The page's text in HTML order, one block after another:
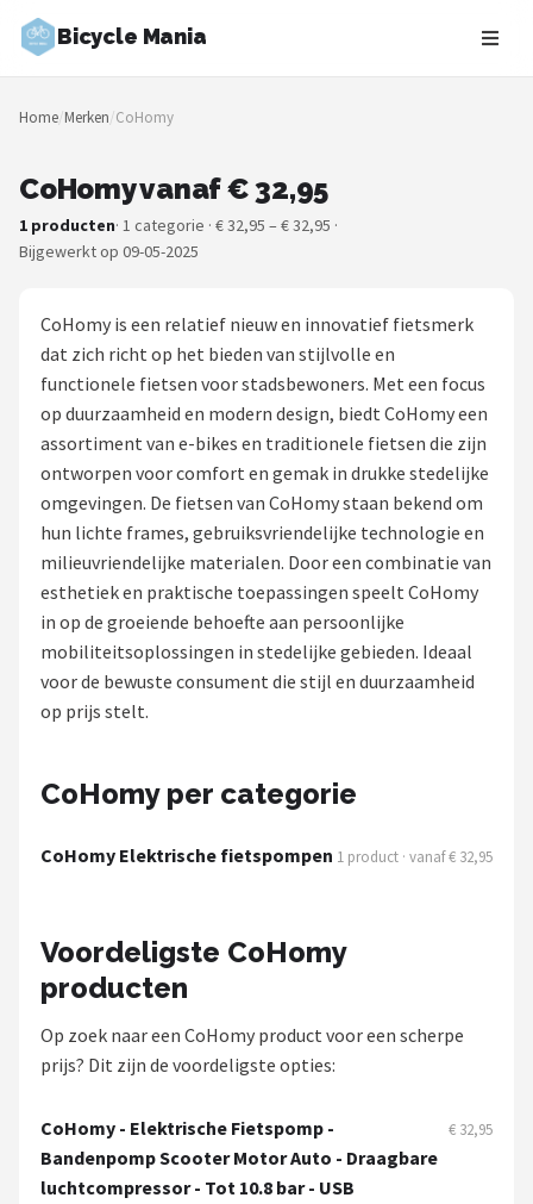
Bicycle Mania
Zoeken
NAVIGATIE
Merken
Fietsroutes
Kinderfietsen
Elektrische fietsen
Mountainbikes
Shop
POPULAIRE MERKEN
Basil
Volare
New Looxs
Schwalbe
Voltano
Shimano
Home/Merken/CoHomy
CoHomy vanaf € 32,95
1 producten· 1 categorie · € 32,95 – € 32,95 ·
Bijgewerkt op 09-05-2025
CoHomy is een relatief nieuw en innovatief fietsmerk
dat zich richt op het bieden van stijlvolle en
functionele fietsen voor stadsbewoners. Met een focus
op duurzaamheid en modern design, biedt CoHomy een
assortiment van e-bikes en traditionele fietsen die zijn
ontworpen voor comfort en gemak in drukke stedelijke
omgevingen. De fietsen van CoHomy staan bekend om
hun lichte frames, gebruiksvriendelijke technologie en
milieuvriendelijke materialen. Door een combinatie van
esthetiek en praktische toepassingen speelt CoHomy
in op de groeiende behoefte aan persoonlijke
mobiliteitsoplossingen in stedelijke gebieden. Ideaal
voor de bewuste consument die stijl en duurzaamheid
op prijs stelt.
CoHomy per categorie
CoHomy Elektrische fietspompen 1 product · vanaf € 32,95
Voordeligste CoHomy
producten
Op zoek naar een CoHomy product voor een scherpe
prijs? Dit zijn de voordeligste opties:
CoHomy - Elektrische Fietspomp -
Bandenpomp Scooter Motor Auto - Draagbare
luchtcompressor - Tot 10.8 bar - USB
€ 32,95